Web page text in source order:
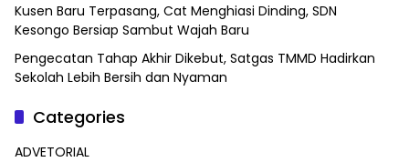
Kusen Baru Terpasang, Cat Menghiasi Dinding, SDN
Kesongo Bersiap Sambut Wajah Baru
Pengecatan Tahap Akhir Dikebut, Satgas TMMD Hadirkan
Sekolah Lebih Bersih dan Nyaman
Categories
ADVETORIAL